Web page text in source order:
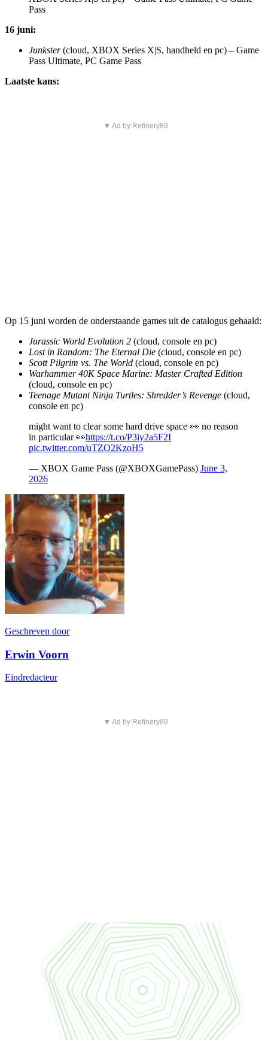
Pass
16 juni:
Junkster(cloud, XBOX Series X|S, handheld en pc) – Game
Pass Ultimate, PC Game Pass
Laatste kans:
▼ Ad by Refinery89
Op 15 juni worden de onderstaande games uit de catalogus gehaald:
Jurassic World Evolution 2 (cloud, console en pc)
Lost in Random: The Eternal Die (cloud, console en pc)
Scott Pilgrim vs. The World (cloud, console en pc)
Warhammer 40K Space Marine: Master Crafted Edition
(cloud, console en pc)
Teenage Mutant Ninja Turtles: Shredder’s Revenge (cloud,
console en pc)
might want to clear some hard drive space 👀 no reason
in particular 👀https://t.co/P3iy2a5F2I
pic.twitter.com/uTZO2KzoH5
— XBOX Game Pass (@XBOXGamePass) June 3,
2026
Geschreven door
Erwin Voorn
Eindredacteur
▼ Ad by Refinery89